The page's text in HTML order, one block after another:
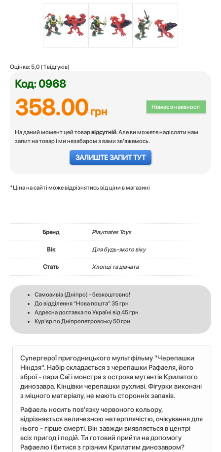
Оцінка: 5,0 (1 відгуків)
Код: 0968
Немає в наявності
358.00грн
На даний момент цей товарвідсутній. Але ви можете надіслати нам
запит на товар і ми незабаром з вами зв'яжемось.
ЗАЛИШТЕ ЗАПИТ ТУТ
*Ціна на сайті може відрізнятись від ціни в магазині
Бренд Playmates Toys
Вік Для будь-якого віку
Стать Хлопці та дівчата
Самовивіз (Дніпро) - безкоштовно!
До відділення "Нова пошта" 35 грн
Адресна доставка по Україні від 45 грн
Кур'єр по Дніпропетровську 50 грн
Супергерої пригодницького мультфільму "Черепашки
Ніндзя". Набір складається з черепашки Рафаеля, його
зброї - пари Саї і монстра з острова мутантів Крилатого
динозавра. Кінцівки черепашки рухливі. Фігурки виконані
з міцного матеріалу, не мають сторонніх запахів.
Рафаель носить пов'язку червоного кольору,
відрізняється величезною нетерплячістю, очікування для
нього - гірше смерті. Він завжди виявляється в центрі
всіх пригод і подій. Ти готовий прийти на допомогу
Рафаелю і битися з грізним Крилатим динозавром?